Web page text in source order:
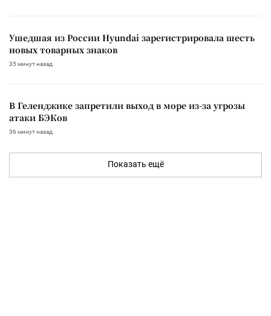
Ушедшая из России Hyundai зарегистрировала шесть
новых товарных знаков
35 минут назад
В Геленджике запретили выход в море из-за угрозы
атаки БЭКов
36 минут назад
Показать ещё